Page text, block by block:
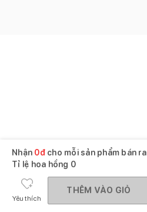
Nhận 0đcho mỗi sản phẩm bán ra
Tỉ lệ hoa hồng 0
Yêu thích
THÊM VÀO GIỎ